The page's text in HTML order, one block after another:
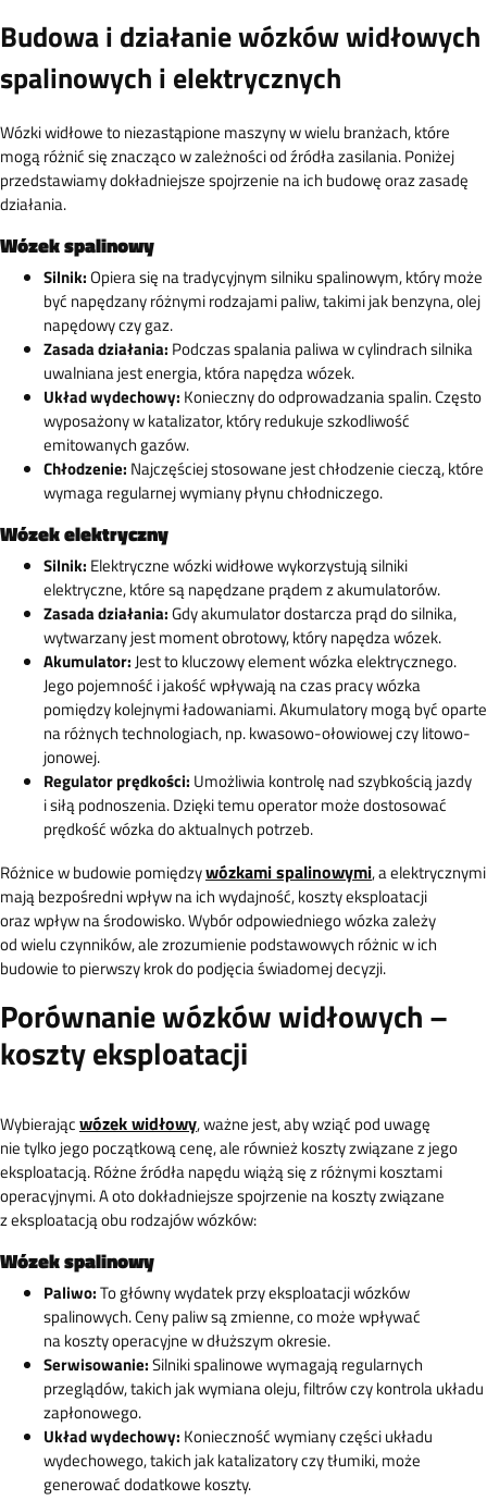
Budowa i działanie wózków widłowych
spalinowych i elektrycznych
Wózki widłowe to niezastąpione maszyny w wielu branżach, które
mogą różnić się znacząco w zależności od źródła zasilania. Poniżej
przedstawiamy dokładniejsze spojrzenie na ich budowę oraz zasadę
działania.
Wózek spalinowy
Silnik:Opiera się na tradycyjnym silniku spalinowym, który może
być napędzany różnymi rodzajami paliw, takimi jak benzyna, olej
napędowy czy gaz.
Zasada działania: Podczas spalania paliwa w cylindrach silnika
uwalniana jest energia, która napędza wózek.
Układ wydechowy: Konieczny do odprowadzania spalin. Często
wyposażony w katalizator, który redukuje szkodliwość
emitowanych gazów.
Chłodzenie: Najczęściej stosowane jest chłodzenie cieczą, które
wymaga regularnej wymiany płynu chłodniczego.
Wózek elektryczny
Silnik: Elektryczne wózki widłowe wykorzystują silniki
elektryczne, które są napędzane prądem z akumulatorów.
Zasada działania:Gdy akumulator dostarcza prąd do silnika,
wytwarzany jest moment obrotowy, który napędza wózek.
Akumulator:Jest to kluczowy element wózka elektrycznego.
Jego pojemność i jakość wpływają na czas pracy wózka
pomiędzy kolejnymi ładowaniami. Akumulatory mogą być oparte
na różnych technologiach, np. kwasowo-ołowiowej czy litowo-
jonowej.
Regulator prędkości: Umożliwia kontrolę nad szybkością jazdy
i siłą podnoszenia. Dzięki temu operator może dostosować
prędkość wózka do aktualnych potrzeb.
Różnice w budowie pomiędzywózkami spalinowymi, a elektrycznymi
mają bezpośredni wpływ na ich wydajność, koszty eksploatacji
oraz wpływ na środowisko. Wybór odpowiedniego wózka zależy
od wielu czynników, ale zrozumienie podstawowych różnic w ich
budowie to pierwszy krok do podjęcia świadomej decyzji.
Porównanie wózków widłowych –
koszty eksploatacji
Wybierającwózek widłowy, ważne jest, aby wziąć pod uwagę
nie tylko jego początkową cenę, ale również koszty związane z jego
eksploatacją. Różne źródła napędu wiążą się z różnymi kosztami
operacyjnymi. A oto dokładniejsze spojrzenie na koszty związane
z eksploatacją obu rodzajów wózków:
Wózek spalinowy
Paliwo:To główny wydatek przy eksploatacji wózków
spalinowych. Ceny paliw są zmienne, co może wpływać
na koszty operacyjne w dłuższym okresie.
Serwisowanie:Silniki spalinowe wymagają regularnych
przeglądów, takich jak wymiana oleju, filtrów czy kontrola układu
zapłonowego.
Układ wydechowy: Konieczność wymiany części układu
wydechowego, takich jak katalizatory czy tłumiki, może
generować dodatkowe koszty.